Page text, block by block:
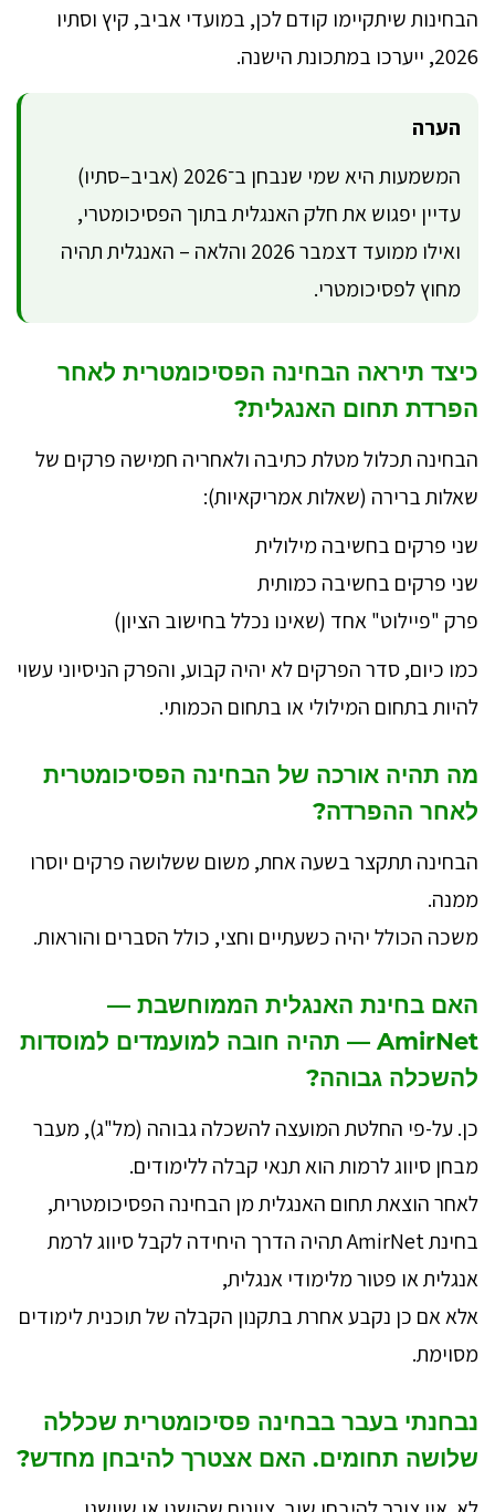
הבחינות שיתקיימו קודם לכן, במועדי אביב, קיץ וסתיו
2026, ייערכו במתכונת הישנה.
הערה
המשמעות היא שמי שנבחן ב־2026 (אביב–סתיו)
עדיין יפגוש את חלק האנגלית בתוך הפסיכומטרי,
ואילו ממועד דצמבר 2026 והלאה – האנגלית תהיה
מחוץ לפסיכומטרי.
כיצד תיראה הבחינה הפסיכומטרית לאחר
הפרדת תחום האנגלית?
הבחינה תכלול מטלת כתיבה ולאחריה חמישה פרקים של
שאלות ברירה (שאלות אמריקאיות):
שני פרקים בחשיבה מילולית
שני פרקים בחשיבה כמותית
פרק "פיילוט" אחד (שאינו נכלל בחישוב הציון)
כמו כיום, סדר הפרקים לא יהיה קבוע, והפרק הניסיוני עשוי
להיות בתחום המילולי או בתחום הכמותי.
מה תהיה אורכה של הבחינה הפסיכומטרית
לאחר ההפרדה?
הבחינה תתקצר בשעה אחת, משום ששלושה פרקים יוסרו
ממנה.
משכה הכולל יהיה כשעתיים וחצי, כולל הסברים והוראות.
האם בחינת האנגלית הממוחשבת —
AmirNet — תהיה חובה למועמדים למוסדות
להשכלה גבוהה?
כן. על-פי החלטת המועצה להשכלה גבוהה (מל"ג), מעבר
מבחן סיווג לרמות הוא תנאי קבלה ללימודים.
לאחר הוצאת תחום האנגלית מן הבחינה הפסיכומטרית,
בחינת AmirNet תהיה הדרך היחידה לקבל סיווג לרמת
אנגלית או פטור מלימודי אנגלית,
אלא אם כן נקבע אחרת בתקנון הקבלה של תוכנית לימודים
מסוימת.
נבחנתי בעבר בבחינה פסיכומטרית שכללה
שלושה תחומים. האם אצטרך להיבחן מחדש?